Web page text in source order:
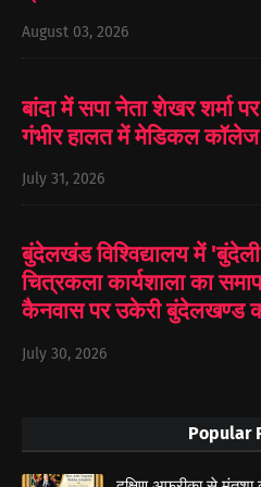
August 03, 2026
बांदा में सपा नेता शेखर शर्मा
गंभीर हालत में मेडिकल कॉलेज
July 31, 2026
बुंदेलखंड विश्विद्यालय में 'बुंदेली
चित्रकला कार्यशाला का
कैनवास पर उकेरी बुंदेलखण्ड
July 30, 2026
Popular